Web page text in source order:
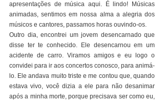
apresentações de música aqui. É lindo! Músicas
animadas, sentimos em nossa alma a alegria dos
músicos e cantores, passamos horas ouvindo-os.
Outro dia, encontrei um jovem desencarnado que
disse ter te conhecido. Ele desencarnou em um
acidente de carro. Viramos amigos e eu logo o
convidei para ir aos concertos conosco, para animá-
lo. Ele andava muito triste e me contou que, quando
estava vivo, você dizia a ele para não desanimar
após a minha morte, porque precisava ser como eu,